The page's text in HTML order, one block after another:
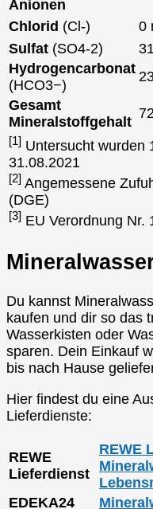
Anionen
Chlorid (Cl-) 0
Sulfat (SO4-2)
Hydrogencarbonat
(HCO3−)
Gesamt
Mineralstoffgehalt
[1] Untersucht wurden
31.08.2021
[2] Angemessene
(DGE)
[3] EU Verordnung Nr.
Du kannst
kaufen und dir so das
Wasserkisten oder
sparen. Dein Einkauf
bis nach Hause
Hier findest du eine
Lieferdienste:
REWE
Lieferdienst
REWE
EDEKA24